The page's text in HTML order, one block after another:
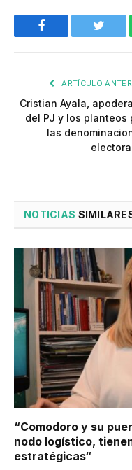
Facebook
ARTÍCULO
Cristian Ayala,
del PJ y los planteos
las
NOTICIAS
“Comodoro y su
nodo logístico,
estratégicas“